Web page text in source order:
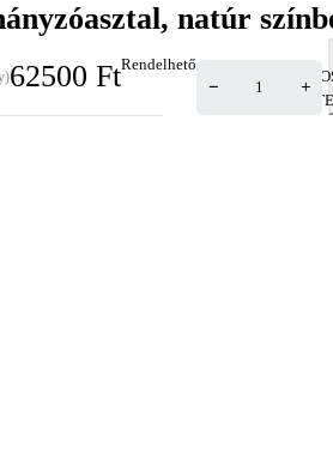
natúr
62500 FtRendelhető